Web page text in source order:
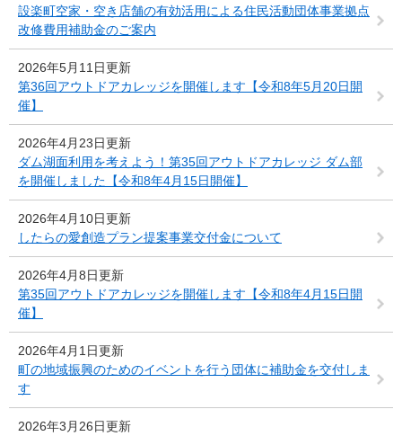
設楽町空家・空き店舗の有効活用による住民活動団体事業拠点
改修費用補助金のご案内
2026年5月11日更新
第36回アウトドアカレッジを開催します【令和8年5月20日開
催】
2026年4月23日更新
ダム湖面利用を考えよう！第35回アウトドアカレッジ ダム部
を開催しました【令和8年4月15日開催】
2026年4月10日更新
したらの愛創造プラン提案事業交付金​について
2026年4月8日更新
第35回アウトドアカレッジを開催します【令和8年4月15日開
催】
2026年4月1日更新
町の地域振興のためのイベントを行う団体に補助金を交付しま
す
2026年3月26日更新